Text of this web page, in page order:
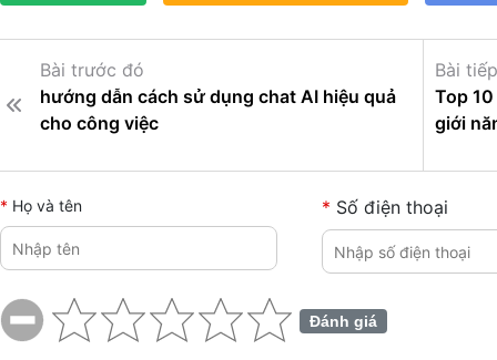
Bài trước đó
hướng dẫn cách sử dụng chat AI hiệu quả
cho công việc
Bài
Top
giới
Họ và tên Số điện thoại
Đánh giá